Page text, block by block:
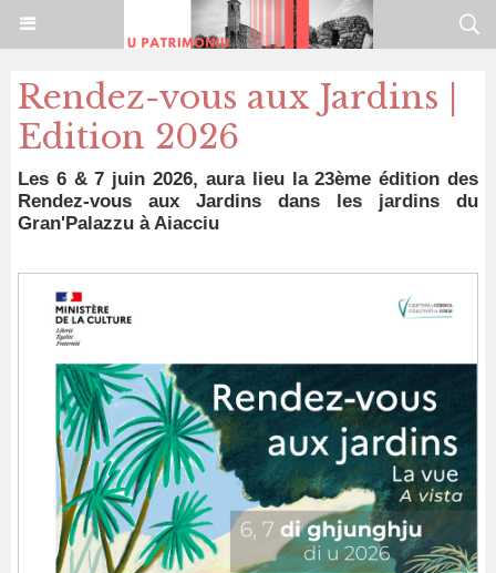
Rendez-vous aux Jardins |
Edition 2026
Les 6 & 7 juin 2026, aura lieu la 23ème édition des
Rendez-vous aux Jardins dans les jardins du
Gran'Palazzu à Aiacciu